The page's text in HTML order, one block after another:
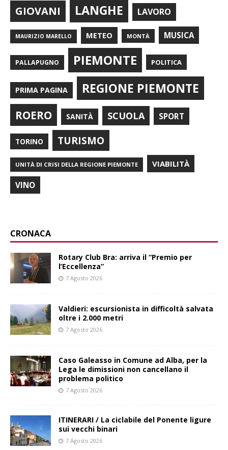
GIOVANI LANGHE LAVORO
MAURIZIO MARELLO METEO MONTÀ MUSICA
PALLAPUGNO PIEMONTE POLITICA
PRIMA PAGINA REGIONE PIEMONTE
ROERO SANITÀ SCUOLA SPORT
TORINO TURISMO
UNITÀ DI CRISI DELLA REGIONE PIEMONTE VIABILITÀ
VINO
CRONACA
Rotary Club Bra: arriva il “Premio per
l’Eccellenza”
7 Agosto 2026
Valdieri: escursionista in difficoltà salvata
oltre i 2.000 metri
7 Agosto 2026
Caso Galeasso in Comune ad Alba, per la
Lega le dimissioni non cancellano il
problema politico
7 Agosto 2026
ITINERARI / La ciclabile del Ponente ligure
sui vecchi binari
7 Agosto 2026